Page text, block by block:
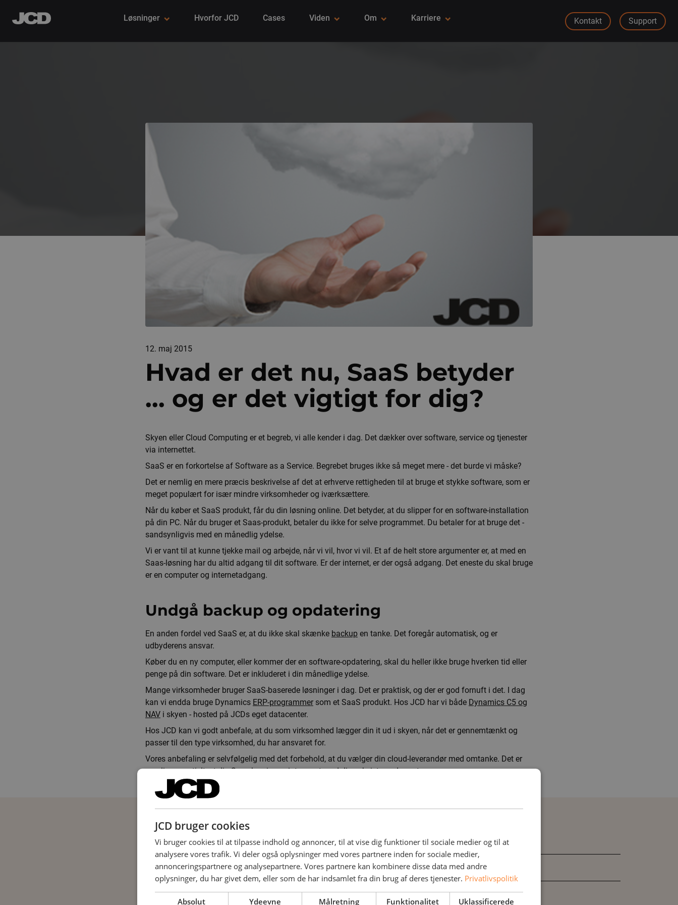
Løsninger Hvorfor JCD Cases Viden Om Karriere Kontakt Support
12. maj 2015
Hvad er det nu, SaaS betyder
... og er det vigtigt for dig?
Skyen eller Cloud Computing er et begreb, vi alle kender i dag. Det dækker over software, service og tjenester
via internettet.
SaaS er en forkortelse af Software as a Service. Begrebet bruges ikke så meget mere - det burde vi måske?
Det er nemlig en mere præcis beskrivelse af det at erhverve rettigheden til at bruge et stykke software, som er
meget populært for især mindre virksomheder og iværksættere.
Når du køber et SaaS produkt, får du din løsning online. Det betyder, at du slipper for en software-installation
på din PC. Når du bruger et Saas-produkt, betaler du ikke for selve programmet. Du betaler for at bruge det -
sandsynligvis med en månedlig ydelse.
Vi er vant til at kunne tjekke mail og arbejde, når vi vil, hvor vi vil. Et af de helt store argumenter er, at med en
Saas-løsning har du altid adgang til dit software. Er der internet, er der også adgang. Det eneste du skal bruge
er en computer og internetadgang.
Undgå backup og opdatering
En anden fordel ved SaaS er, at du ikke skal skænke backup en tanke. Det foregår automatisk, og er
udbyderens ansvar.
Køber du en ny computer, eller kommer der en software-opdatering, skal du heller ikke bruge hverken tid eller
penge på din software. Det er inkluderet i din månedlige ydelse.
Mange virksomheder bruger SaaS-baserede løsninger i dag. Det er praktisk, og der er god fornuft i det. I dag
kan vi endda bruge Dynamics ERP-programmer som et SaaS produkt. Hos JCD har vi både Dynamics C5 og
NAV i skyen - hosted på JCDs eget datacenter.
Hos JCD kan vi godt anbefale, at du som virksomhed lægger din it ud i skyen, når det er gennemtænkt og
passer til den type virksomhed, du har ansvaret for.
Vores anbefaling er selvfølgelig med det forbehold, at du vælger din cloud-leverandør med omtanke. Det er
nemlig essentielt, at din Saas-løsning er integreret med dine eksisterende systemer.
JCD bruger cookies
Vi bruger cookies til at tilpasse indhold og annoncer, til at vise dig funktioner til sociale medier og til at
analysere vores trafik. Vi deler også oplysninger med vores partnere inden for sociale medier,
annonceringspartnere og analysepartnere. Vores partnere kan kombinere disse data med andre
oplysninger, du har givet dem, eller som de har indsamlet fra din brug af deres tjenester. Privatlivspolitik
Absolut
Ydeevne Målretning Funktionalitet Uklassificerede